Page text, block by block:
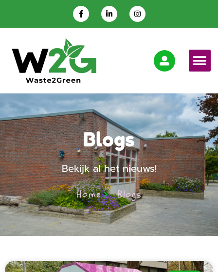
Blogs
Bekijk al het nieuws!
Home Blogs